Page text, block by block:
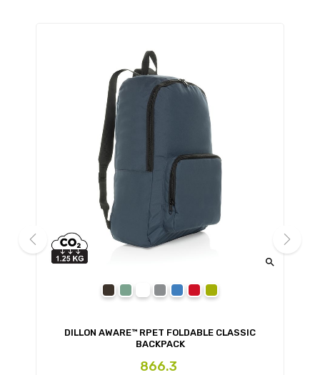

DILLON AWARE™ RPET FOLDABLE CLASSIC
BACKPACK
Ціна
866.3